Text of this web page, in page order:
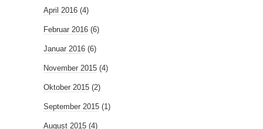
April 2016 (4)
Februar 2016 (6)
Januar 2016 (6)
November 2015 (4)
Oktober 2015 (2)
September 2015 (1)
August 2015 (4)